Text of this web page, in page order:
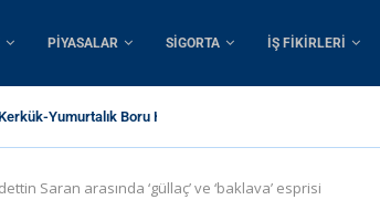
PIYASALAR SIGORTA İŞ FIKIRLERI
Yumurtalık Boru Hattı İçin 1...
Saran arasında ‘güllaç’ ve ‘baklava’ esprisi